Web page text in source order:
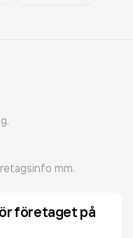
mm.
företaget på